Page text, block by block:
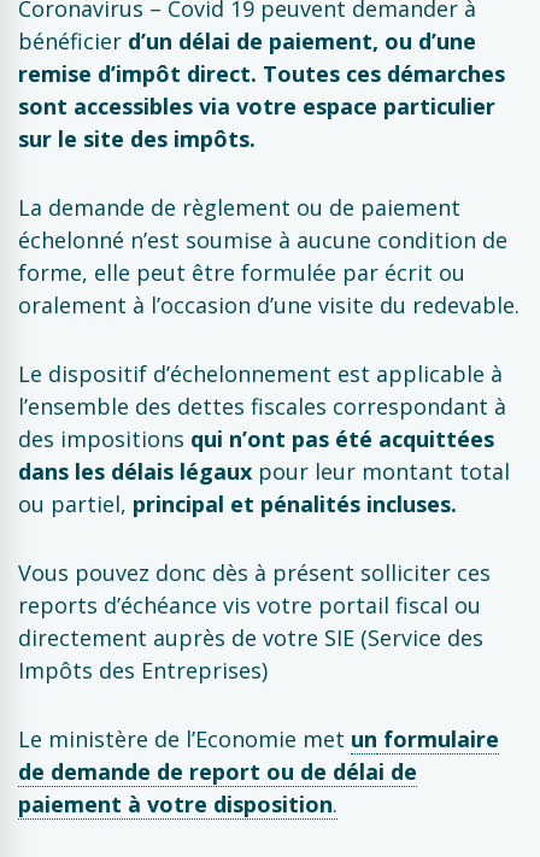
Coronavirus – Covid 19 peuvent demander à
bénéficier d’un délai de paiement, ou d’une
remise d’impôt direct. Toutes ces démarches
sont accessibles via votre espace particulier
sur le site des impôts.
La demande de règlement ou de paiement
échelonné n’est soumise à aucune condition de
forme, elle peut être formulée par écrit ou
oralement à l’occasion d’une visite du redevable.
Le dispositif d’échelonnement est applicable à
l’ensemble des dettes fiscales correspondant à
des impositions qui n’ont pas été acquittées
dans les délais légaux pour leur montant total
ou partiel, principal et pénalités incluses.
Vous pouvez donc dès à présent solliciter ces
reports d’échéance vis votre portail fiscal ou
directement auprès de votre SIE (Service des
Impôts des Entreprises)
Le ministère de l’Economie met un formulaire
de demande de report ou de délai de
paiement à votre disposition.